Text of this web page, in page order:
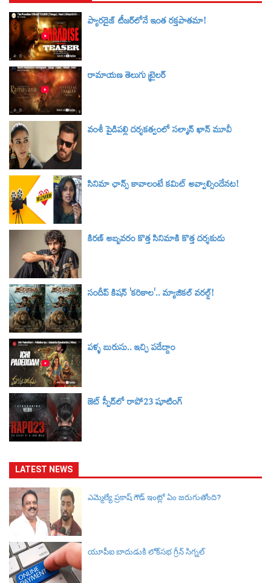
ప్యారడైజ్ టీజర్‌లోనే ఇంత రక్తపాతమా!
రామాయణ తెలుగు ట్రైలర్‌
వంశీ పైడిపల్లి దర్శకత్వంలో సల్మాన్ ఖాన్ మూవీ
సినిమా ఛాన్స్ కావాలంటే కమిట్ అవ్వాల్సిందేనట!
కిరణ్ అబ్బవరం కొత్త సినిమాకి కొత్త దర్శకుడు
సందీప్ కిషన్ 'కరికాల'.. మ్యాజికల్ వరల్డ్‌!
పళ్ళ బురుసు.. ఇచ్చి పడేద్దాం
జెట్ స్పీడ్‌లో రాపో23 షూటింగ్
LATEST NEWS
ఎమ్మెల్యే ప్రకాష్ గౌడ్ ఇంట్లో ఏం జరుగుతోంది?
యూపీఐ బాదుడుకి లోక్‌సభ గ్రీన్ సిగ్నల్‌